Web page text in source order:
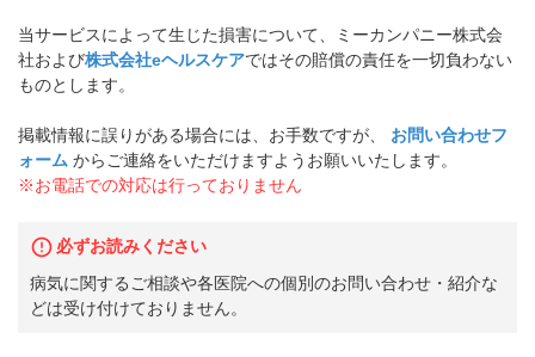
当サービスによって生じた損害について、ミーカンパニー株式会
社および株式会社eヘルスケアではその賠償の責任を一切負わない
ものとします。
掲載情報に誤りがある場合には、お手数ですが、
お問い合わせフ
ォーム からご連絡をいただけますようお願いいたします。
※お電話での対応は行っておりません
必ずお読みください
病気に関するご相談や各医院への個別のお問い合わせ・紹介な
どは受け付けておりません。